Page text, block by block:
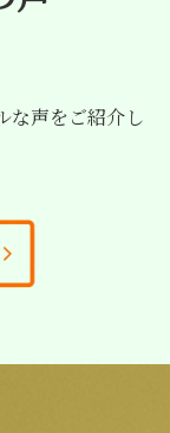
な声をご紹介し